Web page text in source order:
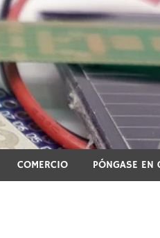
impresión
otros temas técnicos.
COMERCIO PÓNGASE EN